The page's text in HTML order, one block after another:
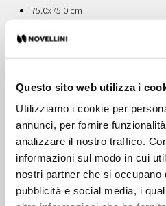
Questo sito web utilizza i
Utilizziamo i cookie per
annunci, per fornire
analizzare il nostro traffico.
informazioni sul modo in cui
nostri partner che si occupano
pubblicità e social media, i
75.0x75.0 cm
Altezza:150 cm
Spessore del vetro:5 mm
Le rinunce non sono per tutti.
Scegliere la soluzione due in uno
soddisfa la voglia di convenienza.
I sopravasca Novellini offrono tutto il
vasca assieme alla comodità della
Per rinnovare lo spazio o per nuove